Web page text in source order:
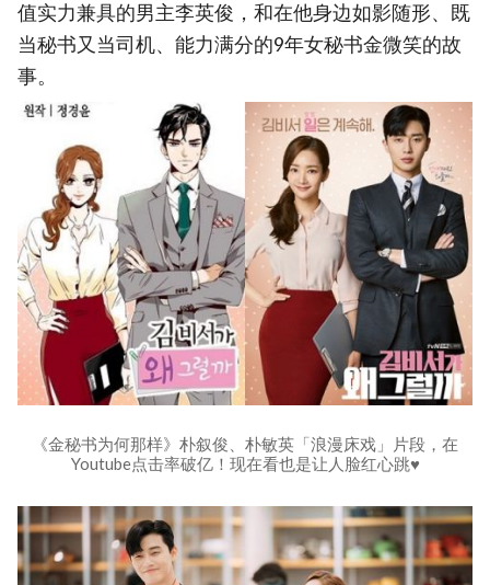
值实力兼具的男主李英俊，和在他身边如影随形、既
当秘书又当司机、能力满分的9年女秘书金微笑的故
事。
《金秘书为何那样》朴叙俊、朴敏英「浪漫床戏」片段，在
Youtube点击率破亿！现在看也是让人脸红心跳♥